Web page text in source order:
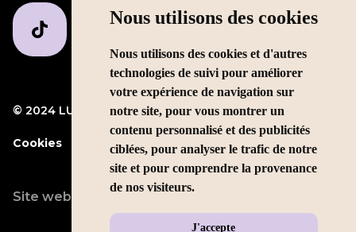
Nous utilisons des cookies
Nous utilisons des cookies et d'autres
technologies de suivi pour améliorer
votre expérience de navigation sur
notre site, pour vous montrer un
contenu personnalisé et des publicités
ciblées, pour analyser le trafic de notre
site et pour comprendre la provenance
de nos visiteurs.
J'accepte
© 2024 LUMP Media Mentions légales
Cookies
Site web conçu par LEOLEO